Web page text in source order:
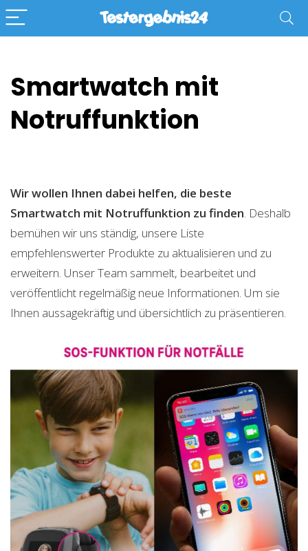
Smartwatch mit
Notruffunktion
Wir wollen Ihnen dabei helfen, die beste
Smartwatch mit Notruffunktion zu finden. Deshalb
bemühen wir uns ständig, unsere Liste
empfehlenswerter Produkte zu aktualisieren und zu
erweitern. Unser Team sammelt, bearbeitet und
veröffentlicht regelmäßig neue Informationen. Um sie
Ihnen aussagekräftig und übersichtlich zu präsentieren.